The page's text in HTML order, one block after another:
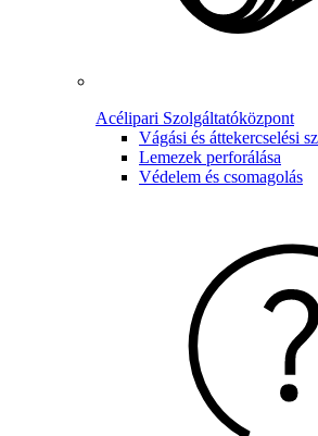
Acélipari Szolgáltatóközpont
Vágási és áttekercselési
Lemezek perforálása
Védelem és csomagolás